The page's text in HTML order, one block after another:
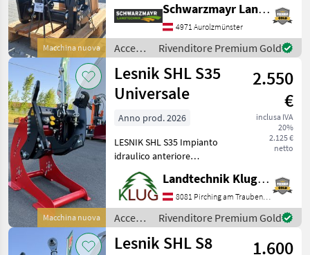
Macchina nuova
pulsante di comando con
limitatore di corsa - con
braccio superiore anteriore
- con cilindro di
Schwarzmayr Landtechnik GmbH - Aurolzmünster
4971 Aurolzmünster
Accessori
per
trattore
/
Stemplinger
Rivenditore Premium Gold
Macchina nuova
Lesnik SHL S35
Universale
2.550
€
inclusa IVA
20%
2.125 €
netto
Anno prod. 2026
LESNIK SHL S35 Impianto
idraulico anteriore
universale da montare per
trattori da 140 a 230 CV,
gancio di presa del braccio
inferiore Walterscheid
Cat.3L, larghezza
Landtechnik Klug e. U.
8081 Pirching am Traubenberg
Accessori
per
trattore
Rivenditore Premium Gold
Lesnik SHL S8
1.600